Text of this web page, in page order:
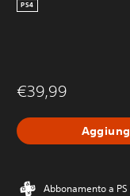
PS4
€39,99
Abbonamento a